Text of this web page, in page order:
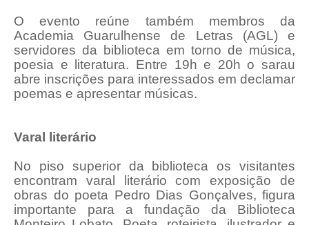
O evento reúne também membros da
Academia Guarulhense de Letras (AGL) e
servidores da biblioteca em torno de música,
poesia e literatura. Entre 19h e 20h o sarau
abre inscrições para interessados em declamar
poemas e apresentar músicas.
Varal literário
No piso superior da biblioteca os visitantes
encontram varal literário com exposição de
obras do poeta Pedro Dias Gonçalves, figura
importante para a fundação da Biblioteca